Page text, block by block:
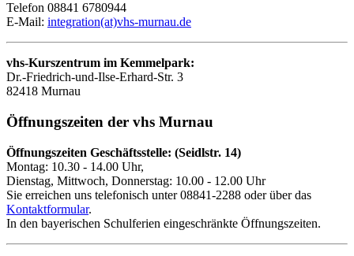
Telefon 08841 6780944
E-Mail: integration(at)vhs-murnau.de
vhs-Kurszentrum im Kemmelpark:
Dr.-Friedrich-und-Ilse-Erhard-Str. 3
82418 Murnau
Öffnungszeiten der vhs Murnau
Öffnungszeiten Geschäftsstelle: (Seidlstr. 14)
Montag: 10.30 - 14.00 Uhr,
Dienstag, Mittwoch, Donnerstag: 10.00 - 12.00 Uhr
Sie erreichen uns telefonisch unter 08841-2288 oder über das
Kontaktformular.
In den bayerischen Schulferien eingeschränkte Öffnungszeiten.